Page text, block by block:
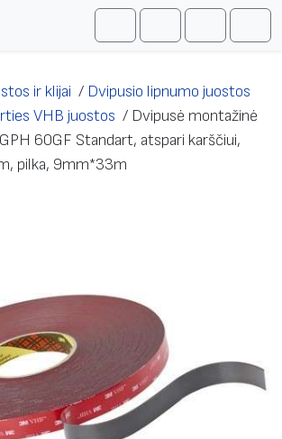
SearchAccountCart
ir klijai / Dvipusio lipnumo juostos
VHB juostos / Dvipusė montažinė
60GF Standart, atspari karščiui,
pilka, 9mm*33m